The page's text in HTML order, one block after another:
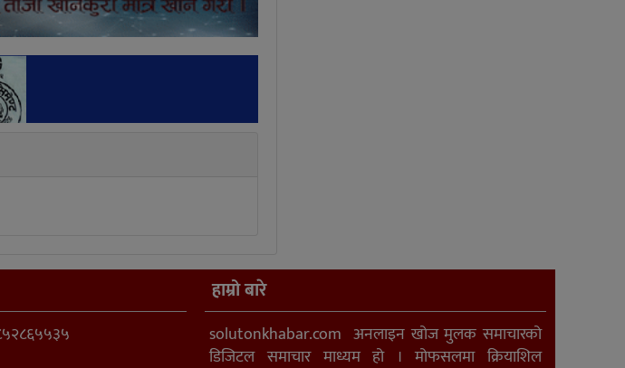
हाम्रो बारे
solutonkhabar.com अनलाइन खोज मुलक समाचारको
डिजिटल समाचार माध्यम हो । मोफसलमा क्रियाशिल